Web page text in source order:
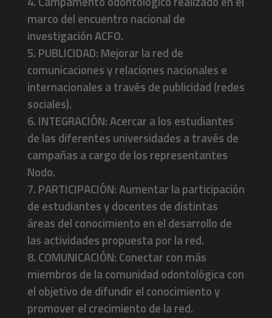
marco del encuentro nacional de
investigación ACFO.
5. PUBLICIDAD: Mejorar la red de
comunicaciones y relaciones nacionales e
internacionales a través de publicidad (redes
sociales).
6. INTEGRACIÓN: Acercar a los estudiantes
de las diferentes universidades a través de
campañas a cargo de los representantes
Nodo.
7. PARTICIPACIÓN: Aumentar la participación
de estudiantes y docentes de distintas
áreas del conocimiento en el desarrollo de
las actividades propuesta por la red.
8. COMUNICACIÓN: Conectar con más
miembros de la comunidad odontológica con
el objetivo de difundir el conocimiento y
promover el crecimiento de la red.